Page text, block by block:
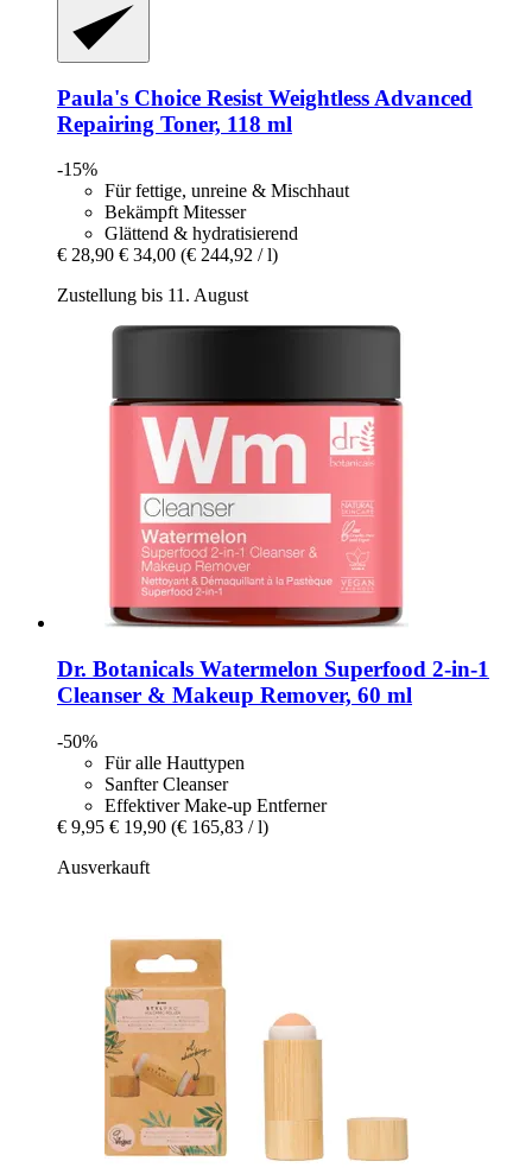
Paula's Choice Resist Weightless Advanced
Repairing Toner, 118 ml
-15%
Für fettige, unreine & Mischhaut
Bekämpft Mitesser
Glättend & hydratisierend
€ 28,90 € 34,00 (€ 244,92 / l)
Zustellung bis 11. August
Dr. Botanicals Watermelon Superfood 2-​in-​1
Cleanser & Makeup Remover, 60 ml
-50%
Für alle Hauttypen
Sanfter Cleanser
Effektiver Make-up Entferner
€ 9,95 € 19,90 (€ 165,83 / l)
Ausverkauft